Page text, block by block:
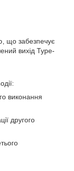
що забезпечує
вихід Type-
виконання
другого